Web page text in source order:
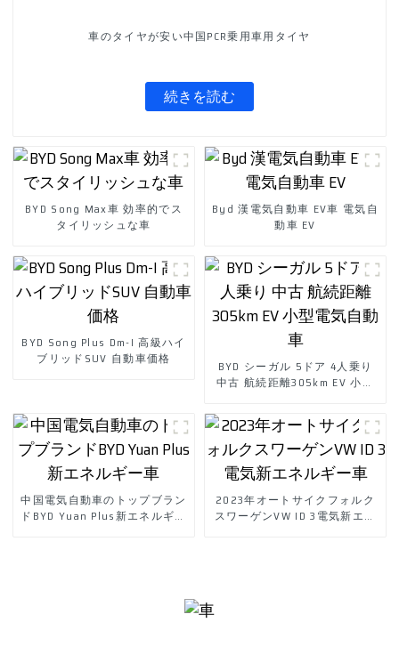
車のタイヤが安い中国PCR乗用車用タイヤ
続きを読む
BYD Song Max車 効率的でス
タイリッシュな車
Byd 漢電気自動車 EV車 電気自
動車 EV
BYD Song Plus Dm-I 高級ハイ
ブリッドSUV 自動車価格
BYD シーガル 5ドア 4人乗り
中古 航続距離305km EV 小型
中国電気自動車のトップブラン
ドBYD Yuan Plus新エネルギー
2023年オートサイクフォルク
スワーゲンVW ID 3電気新エネ